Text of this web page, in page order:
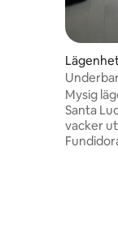
över
Mysig
Santa
vacker